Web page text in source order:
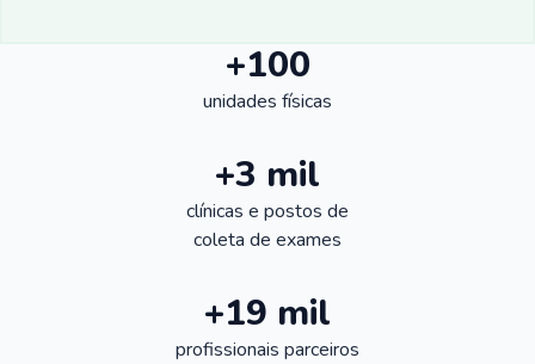
+100
unidades físicas
+3 mil
clínicas e postos de
coleta de exames
+19 mil
profissionais parceiros